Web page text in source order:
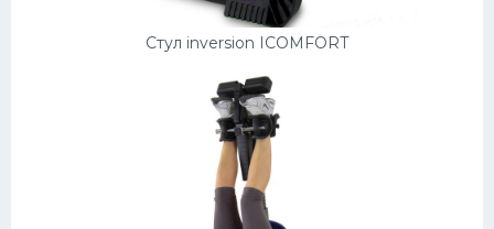
Стул inversion ICOMFORT